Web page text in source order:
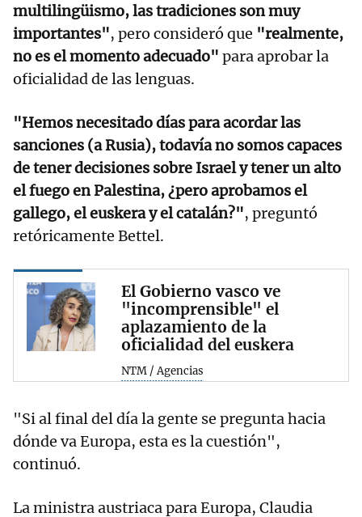
multilingüismo, las tradiciones son muy
importantes", pero consideró que "realmente,
no es el momento adecuado" para aprobar la
oficialidad de las lenguas.
"Hemos necesitado días para acordar las
sanciones (a Rusia), todavía no somos capaces
de tener decisiones sobre Israel y tener un alto
el fuego en Palestina, ¿pero aprobamos el
gallego, el euskera y el catalán?", preguntó
retóricamente Bettel.
El Gobierno vasco ve
"incomprensible" el
aplazamiento de la
oficialidad del euskera
NTM / Agencias
"Si al final del día la gente se pregunta hacia
dónde va Europa, esta es la cuestión",
continuó.
La ministra austriaca para Europa, Claudia